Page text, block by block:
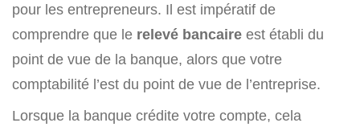
pour les entrepreneurs. Il est impératif de
comprendre que le relevé bancaire est établi du
point de vue de la banque, alors que votre
comptabilité l’est du point de vue de l’entreprise.
Lorsque la banque crédite votre compte, cela